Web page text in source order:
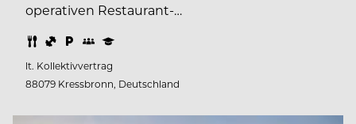
operativen Restaurant-…
lt. Kollektivvertrag
88079 Kressbronn, Deutschland